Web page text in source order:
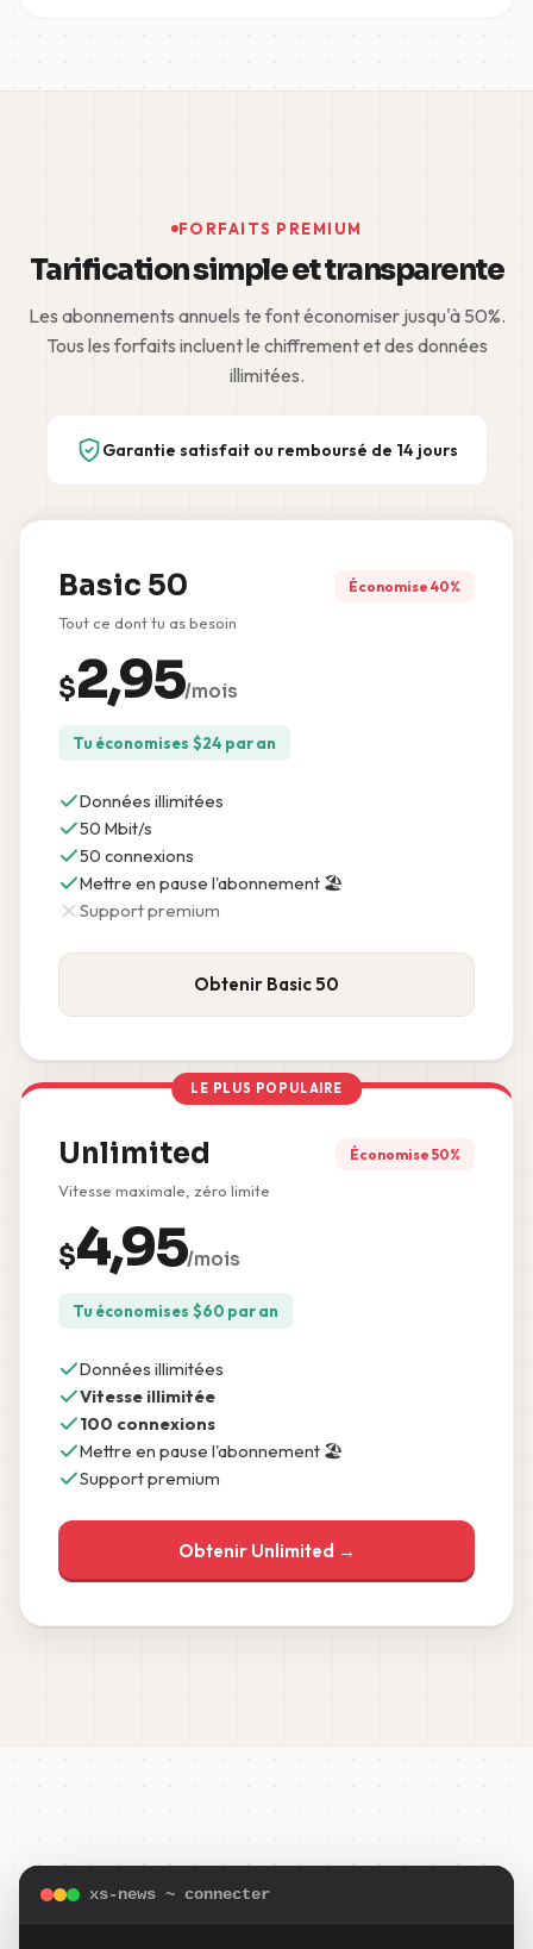
FORFAITS PREMIUM
Tarification simple et transparente
Les abonnements annuels te font économiser jusqu'à 50%.
Tous les forfaits incluent le chiffrement et des données
illimitées.
Garantie satisfait ou remboursé de 14 jours
Basic 50 Économise 40%
Tout ce dont tu as besoin
$2,95/mois
Tu économises $24 par an
Données illimitées
50 Mbit/s
50 connexions
Mettre en pause l'abonnement 🏖️
Support premium
Obtenir Basic 50
LE PLUS POPULAIRE
Unlimited Économise 50%
Vitesse maximale, zéro limite
$4,95/mois
Tu économises $60 par an
Données illimitées
Vitesse illimitée
100 connexions
Mettre en pause l'abonnement 🏖️
Support premium
Obtenir Unlimited →
xs-news ~ connecter